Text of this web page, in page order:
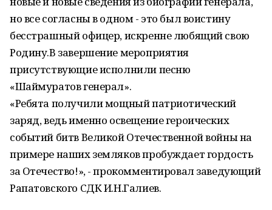
но все согласны в одном - это был воистину
бесстрашный офицер, искренне любящий свою
Родину.В завершение мероприятия
присутствующие исполнили песню
«Шаймуратов генерал».
«Ребята получили мощный патриотический
заряд, ведь именно освещение героических
событий битв Великой Отечественной войны на
примере наших земляков пробуждает гордость
за Отечество!», - прокомментировал заведующий
Рапатовского СДК И.Н.Галиев.